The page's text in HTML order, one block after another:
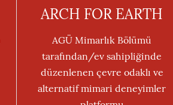
ARCH FOR EARTH
AGÜ Mimarlık Bölümü
tarafından/ev sahipliğinde
düzenlenen çevre odaklı ve
alternatif mimari deneyimler